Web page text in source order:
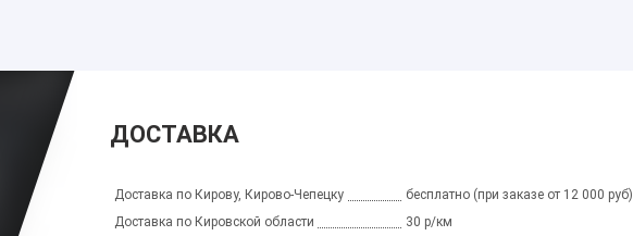
ДОСТАВКА
Доставка по Кирову, Кирово-Чепецку
бесплатно (при заказе от 12 000 руб).
Доставка по Кировской области
30 р/км